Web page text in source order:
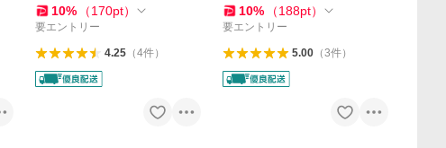
U サイドメッキカラー おし
ゃれ かわいい
10% （170pt）
要エントリー
4.25（4件）
ー 軽量 耐衝撃 財布型 スマホ
ケース 耐衝撃
10% （188pt）
要エントリー
5.00（3件）